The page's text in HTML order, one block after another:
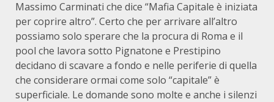
Massimo Carminati che dice “Mafia Capitale è iniziata
per coprire altro”. Certo che per arrivare all’altro
possiamo solo sperare che la procura di Roma e il
pool che lavora sotto Pignatone e Prestipino
decidano di scavare a fondo e nelle periferie di quella
che considerare ormai come solo “capitale” è
superficiale. Le domande sono molte e anche i silenzi